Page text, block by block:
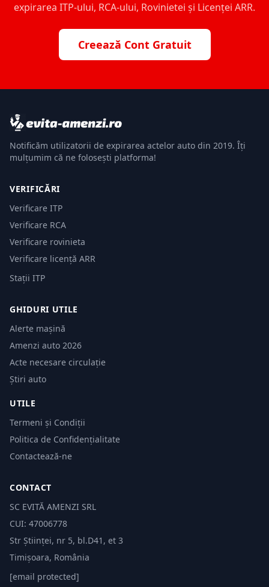
expirarea ITP-ului, RCA-ului, Rovinietei și Licenței ARR.
Creează Cont Gratuit
Notificăm utilizatorii de expirarea actelor auto din 2019. Îți
mulțumim că ne folosești platforma!
VERIFICĂRI
Verificare ITP
Verificare RCA
Verificare rovinieta
Verificare licență ARR
Stații ITP
GHIDURI UTILE
Alerte mașină
Amenzi auto 2026
Acte necesare circulație
Știri auto
UTILE
Termeni și Condiții
Politica de Confidențialitate
Contactează-ne
CONTACT
SC EVITĂ AMENZI SRL
CUI: 47006778
Str Științei, nr 5, bl.D41, et 3
Timișoara, România
[email protected]